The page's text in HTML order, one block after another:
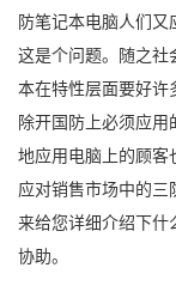
防笔记本电脑人们
这是个问题。随之
本在特性层面要好
除开国防上必须应
地应用电脑上的顾
应对销售市场中的
来给您详细介绍下什
协助。